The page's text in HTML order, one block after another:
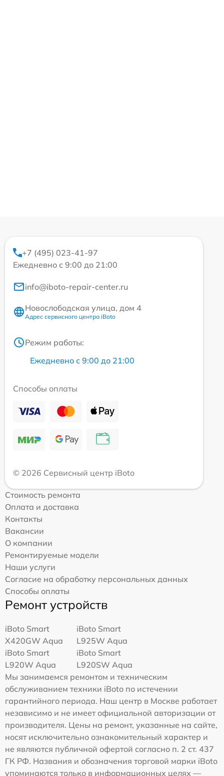
+7 (495) 023-41-97
Ежедневно с 9:00 до 21:00
info@iboto-repair-center.ru
Новослободская улица, дом 4
Адрес сервисного центра iBoto
Режим работы:
Ежедневно с 9:00 до 21:00
Способы оплаты
© 2026 Сервисный центр iBoto
Стоимость ремонта
Оплата и доставка
Контакты
Вакансии
О компании
Ремонтируемые модели
Наши услуги
Согласие на обработку персональных данных
Способы оплаты
Ремонт устройств
iBoto Smart
Х420GW Aqua
iBoto Smart
L925W Aqua
iBoto Smart
L920W Aqua
iBoto Smart
L920SW Aqua
Мы занимаемся ремонтом и техническим
обслуживанием техники iBoto по истечении
гарантийного периода. Наш центр в Москве работает
независимо и не имеет официальной авторизации от
производителя. Цены на ремонт, указанные на сайте,
носят исключительно ознакомительный характер и
не являются публичной офертой согласно п. 2 ст. 437
ГК РФ. Названия и обозначения торговой марки iBoto
упоминаются только в информационных целях —